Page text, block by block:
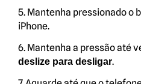
5. Mantenha pressionado o
iPhone.
6. Mantenha a pressão até
deslize para desligar.